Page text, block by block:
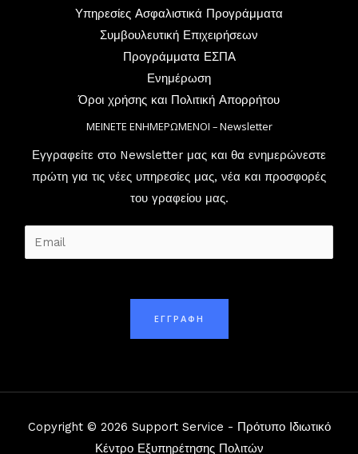
Υπηρεσίες Ασφαλιστικά Προγράμματα
Συμβουλευτική Επιχειρήσεων
Προγράμματα ΕΣΠΑ
Ενημέρωση
Όροι χρήσης και Πολιτική Απορρήτου
ΜΕΙΝΕΤΕ ΕΝΗΜΕΡΩΜΕΝΟΙ – Newsletter
Εγγραφείτε στο Newsletter μας και θα ενημερώνεστε
πρώτη για τις νέες υπηρεσίες μας, νέα και προσφορές
του γραφείου μας.
m
ΕΓΓΡΑΦΗ
Copyright © 2026 Support Service - Πρότυπο Ιδιωτικό
Κέντρο Εξυπηρέτησης Πολιτών